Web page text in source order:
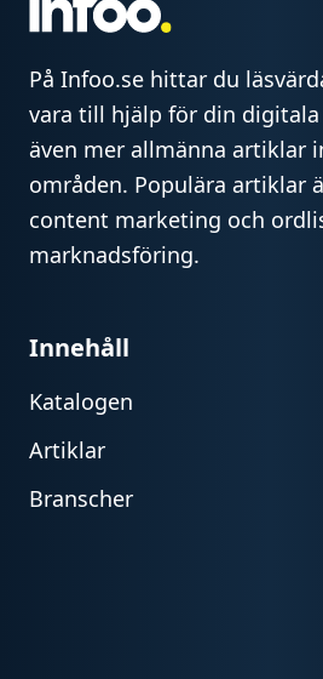
På Infoo.se hittar du
vara till hjälp för din
även mer allmänna artiklar
områden. Populära artiklar
content marketing och
marknadsföring.
Innehåll
Katalogen
Artiklar
Branscher